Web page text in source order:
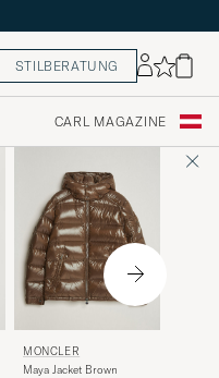
STILBERATUNG
CARL MAGAZINE
MONCLER
Maya Jacket Brown